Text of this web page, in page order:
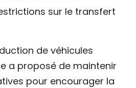
sur le transfert
de véhicules
a proposé de maintenir
pour encourager la